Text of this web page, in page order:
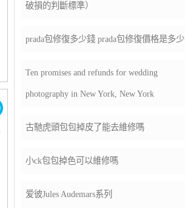
破損的判斷標準）
prada包修復多少錢 prada包修復價格是多少
Ten promises and refunds for wedding
photography in New York, New York
古馳虎頭包包掉皮了能去維修嗎
​小ck包包掉色可以維修嗎
爱彼Jules Audemars系列